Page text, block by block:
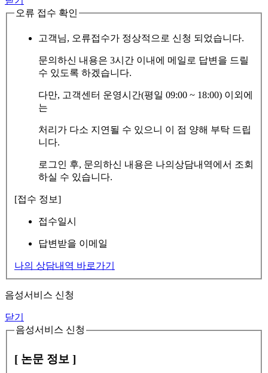
오류 접수 확인
고객님, 오류접수가 정상적으로 신청 되었습니다.
문의하신 내용은 3시간 이내에 메일로 답변을 드릴
수 있도록 하겠습니다.
다만, 고객센터 운영시간(평일 09:00 ~ 18:00) 이외에
는
처리가 다소 지연될 수 있으니 이 점 양해 부탁 드립
니다.
로그인 후, 문의하신 내용은 나의상담내역에서 조회
하실 수 있습니다.
[접수 정보]
접수일시
답변받을 이메일
나의 상담내역 바로가기
음성서비스 신청
닫기
음성서비스 신청
[ 논문 정보 ]